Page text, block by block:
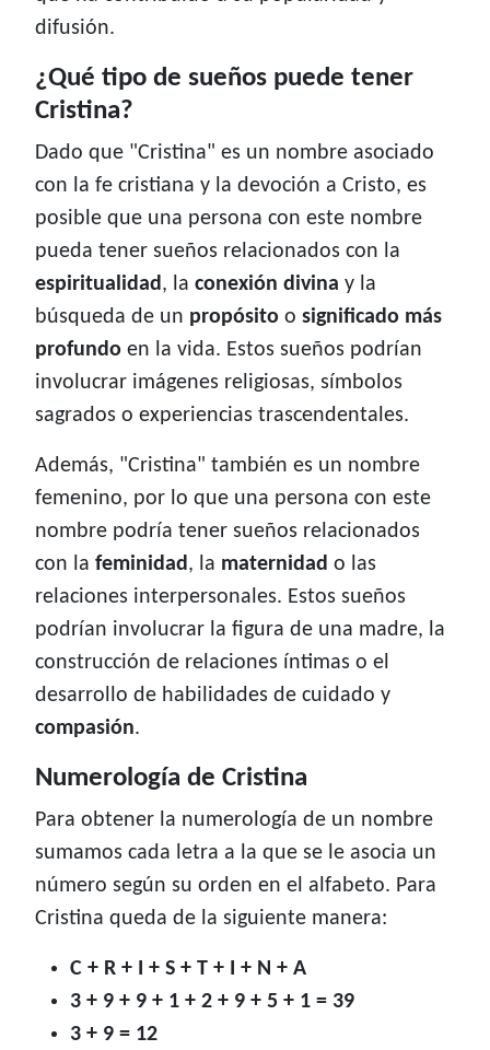
difusión.
¿Qué tipo de sueños puede tener
Cristina?
Dado que "Cristina" es un nombre asociado
con la fe cristiana y la devoción a Cristo, es
posible que una persona con este nombre
pueda tener sueños relacionados con la
espiritualidad, la conexión divina y la
búsqueda de un propósito o significado más
profundo en la vida. Estos sueños podrían
involucrar imágenes religiosas, símbolos
sagrados o experiencias trascendentales.
Además, "Cristina" también es un nombre
femenino, por lo que una persona con este
nombre podría tener sueños relacionados
con la feminidad, la maternidad o las
relaciones interpersonales. Estos sueños
podrían involucrar la figura de una madre, la
construcción de relaciones íntimas o el
desarrollo de habilidades de cuidado y
compasión.
Numerología de Cristina
Para obtener la numerología de un nombre
sumamos cada letra a la que se le asocia un
número según su orden en el alfabeto. Para
Cristina queda de la siguiente manera:
C + R + I + S + T + I + N + A
3 + 9 + 9 + 1 + 2 + 9 + 5 + 1 = 39
3 + 9 = 12